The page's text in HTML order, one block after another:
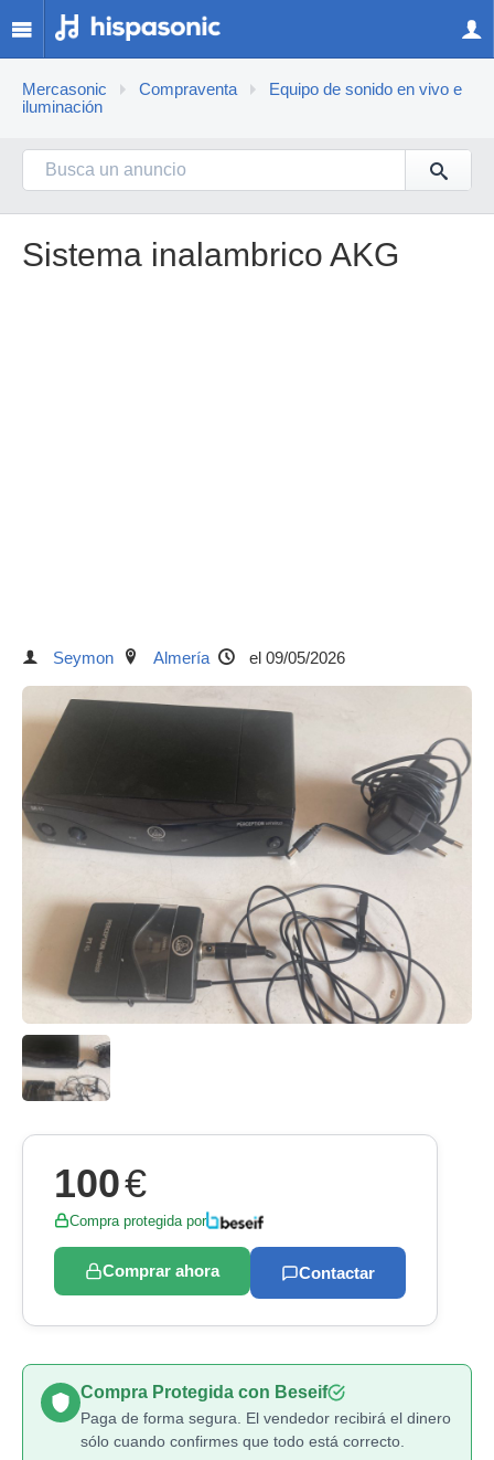
Mercasonic Compraventa
Equipo de sonido en vivo e
iluminación
Sistema inalambrico AKG
Seymon Almería el 09/05/2026
100€
Compra protegida por
Comprar ahora Contactar
Compra Protegida con Beseif
Paga de forma segura. El vendedor recibirá el dinero
sólo cuando confirmes que todo está correcto.